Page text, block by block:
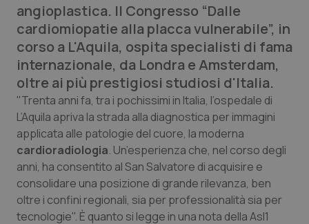
Abruzzo
Basilicata
Calabria
Campania
Emilia-Romagna
Friuli Venezia Giulia
QS Pro Gold
Artrite & artrosi
Asma & BPCO
Car-T
Colesterolo & coronaropatie
Dermatite Atopica
QS Club Newsletter
angioplastica. Il Congresso “Dalle
cardiomiopatie alla placca vulnerabile”, in
corso a L'Aquila, ospita specialisti di fama
internazionale, da Londra e Amsterdam,
oltre ai più prestigiosi studiosi d'Italia.
"Trenta anni fa, tra i pochissimi in Italia, l’ospedale di
L’Aquila apriva la strada alla diagnostica per immagini
applicata alle patologie del cuore, la moderna
cardioradiologia. Un’esperienza che, nel corso degli
anni, ha consentito al San Salvatore di acquisire e
consolidare una posizione di grande rilevanza, ben
oltre i confini regionali, sia per professionalità sia per
tecnologie". È quanto si legge in una nota della Asl1